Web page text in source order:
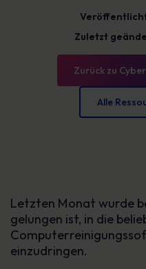
Zuletzt
Zurück zu
Alle
Letzten Monat wurde
gelungen ist, in die
einzudringen.